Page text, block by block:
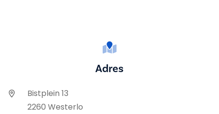
Adres
Bistplein 13
2260 Westerlo